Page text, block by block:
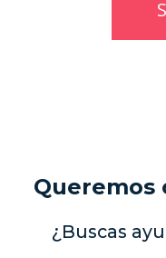
Queremos
¿Buscas